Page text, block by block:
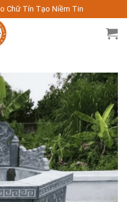
Chữ Tín Tạo Niềm Tin